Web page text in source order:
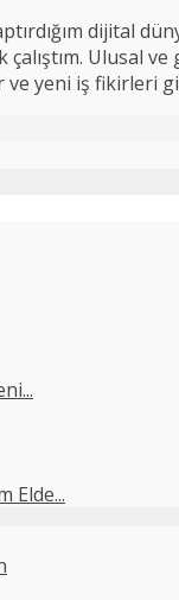
dijital
çalıştım.
yeni iş fikirleri
Elde...